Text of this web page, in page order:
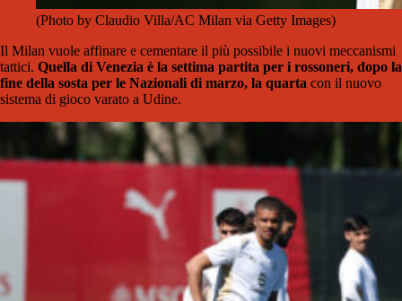
(Photo by Claudio Villa/AC Milan via Getty Images)
Il Milan vuole affinare e cementare il più possibile i nuovi meccanismi
tattici. Quella di Venezia è la settima partita per i rossoneri, dopo la
fine della sosta per le Nazionali di marzo, la quarta con il nuovo
sistema di gioco varato a Udine.